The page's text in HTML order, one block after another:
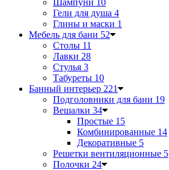
Шампуни 10
Гели для душа 4
Глины и маски 1
Мебель для бани 52
Столы 11
Лавки 28
Стулья 3
Табуреты 10
Банный интерьер 221
Подголовники для бани 19
Вешалки 34
Простые 15
Комбинированные 14
Декоративные 5
Решетки вентиляционные 5
Полочки 24